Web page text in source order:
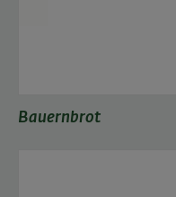
Bauernbrot